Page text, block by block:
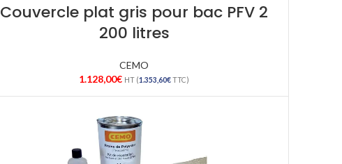
Couvercle plat gris pour bac PFV 2
200 litres
CEMO
1.128,00€ HT (1.353,60€TTC)